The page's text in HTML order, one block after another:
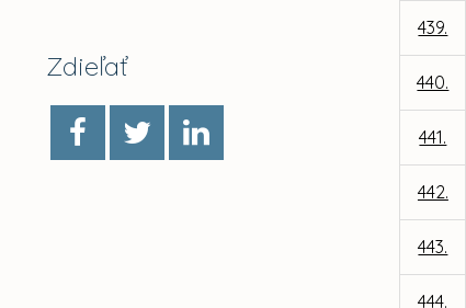
Zdieľať
439.
440.
441.
442.
443.
444.